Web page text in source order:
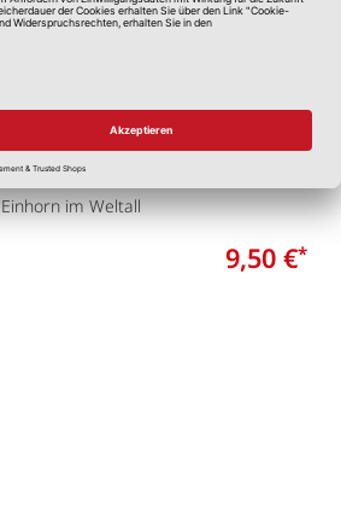
Wandtattoo Einhorn und
Stars
Einhorn im Weltall
9,50 €*